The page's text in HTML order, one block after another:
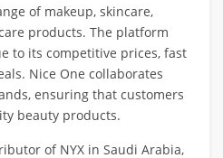
of makeup, skincare,
products. The platform
to its competitive prices, fast
Nice One collaborates
ensuring that customers
beauty products.
of NYX in Saudi Arabia,